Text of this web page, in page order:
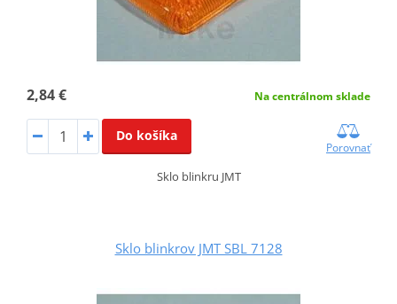
2,84 € Na centrálnom sklade
Do košíka
Porovnať
Sklo blinkru JMT
Sklo blinkrov JMT SBL 7128